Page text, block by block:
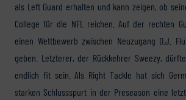
als Left Guard erhalten und kann zeigen, ob
College für die NFL reichen. Auf der rechten
einen Wettbewerb zwischen Neuzugang D.J.
geben. Letzterer, der Rückkehrer Sweezy,
endlich fit sein. Als Right Tackle hat sich
starken Schlussspurt in der Preseason eine